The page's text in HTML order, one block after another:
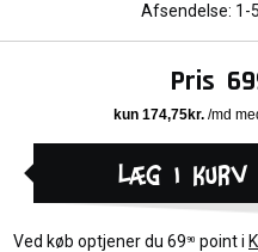
Afsendelse: 1-
Pris
Læg i kurv
Ved køb optjener du 6990 point i